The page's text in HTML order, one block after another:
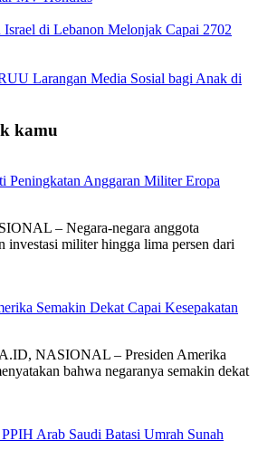
Israel di Lebanon Melonjak Capai 2702
Larangan Media Sosial bagi Anak di
kamu
Peningkatan Anggaran Militer Eropa
– Negara-negara anggota
investasi militer hingga lima persen dari
Semakin Dekat Capai Kesepakatan
NASIONAL – Presiden Amerika
bahwa negaranya semakin dekat
Arab Saudi Batasi Umrah Sunah